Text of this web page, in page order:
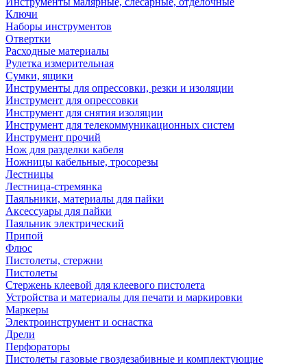
Ключи
Наборы инструментов
Отвертки
Расходные материалы
Рулетка измерительная
Сумки, ящики
Инструменты для опрессовки, резки и изоляции
Инструмент для опрессовки
Инструмент для снятия изоляции
Инструмент для телекоммуникационных систем
Инструмент прочий
Нож для разделки кабеля
Ножницы кабельные, тросорезы
Лестницы
Лестница-стремянка
Паяльники, материалы для пайки
Аксессуары для пайки
Паяльник электрический
Припой
Флюс
Пистолеты, стержни
Пистолеты
Стержень клеевой для клеевого пистолета
Устройства и материалы для печати и маркировки
Маркеры
Электроинструмент и оснастка
Дрели
Перфораторы
Пистолеты газовые гвоздезабивные и комплектующие